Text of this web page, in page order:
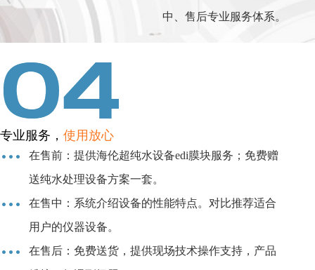
中、售后专业服务体系。
专业服务， 使用放心
在售前：提供海伦超纯水设备edi膜块服务；免费赠
送纯水处理设备方案一套。
在售中：系统介绍设备的性能特点。对比推荐适合
用户的仪器设备。
在售后：免费送货，提供现场技术操作支持，产品